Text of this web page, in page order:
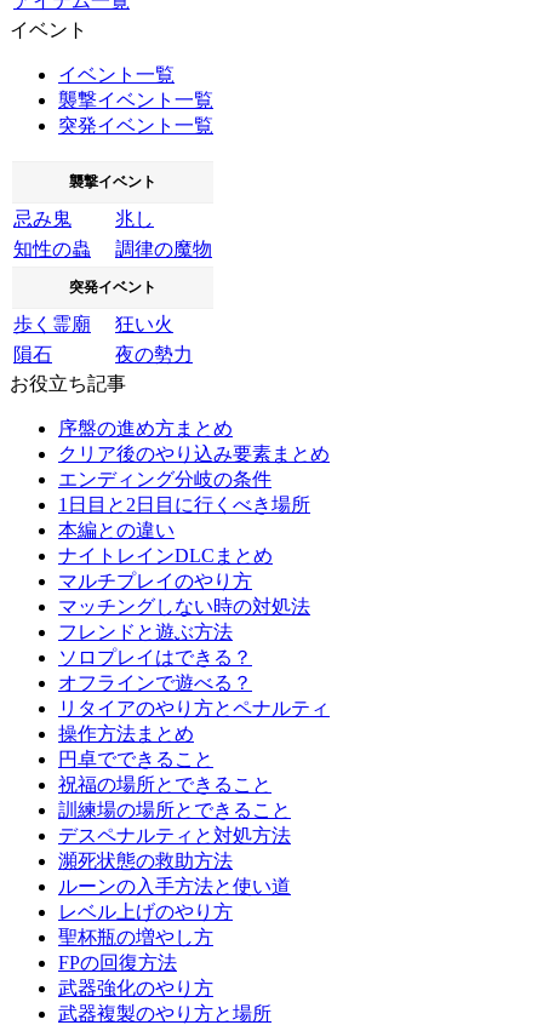
イベント
イベント一覧
襲撃イベント一覧
突発イベント一覧
襲撃イベント
忌み鬼
兆し
知性の蟲
調律の魔物
突発イベント
歩く霊廟
狂い火
隕石
夜の勢力
お役立ち記事
序盤の進め方まとめ
クリア後のやり込み要素まとめ
エンディング分岐の条件
1日目と2日目に行くべき場所
本編との違い
ナイトレインDLCまとめ
マルチプレイのやり方
マッチングしない時の対処法
フレンドと遊ぶ方法
ソロプレイはできる？
オフラインで遊べる？
リタイアのやり方とペナルティ
操作方法まとめ
円卓でできること
祝福の場所とできること
訓練場の場所とできること
デスペナルティと対処方法
瀕死状態の救助方法
ルーンの入手方法と使い道
レベル上げのやり方
聖杯瓶の増やし方
FPの回復方法
武器強化のやり方
武器複製のやり方と場所